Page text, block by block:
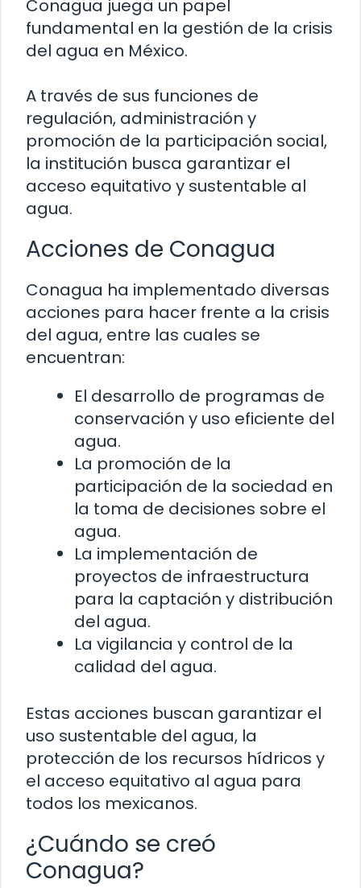
Conagua juega un papel
fundamental en la gestión de la crisis
del agua en México.
A través de sus funciones de
regulación, administración y
promoción de la participación social,
la institución busca garantizar el
acceso equitativo y sustentable al
agua.
Acciones de Conagua
Conagua ha implementado diversas
acciones para hacer frente a la crisis
del agua, entre las cuales se
encuentran:
El desarrollo de programas de
conservación y uso eficiente del
agua.
La promoción de la
participación de la sociedad en
la toma de decisiones sobre el
agua.
La implementación de
proyectos de infraestructura
para la captación y distribución
del agua.
La vigilancia y control de la
calidad del agua.
Estas acciones buscan garantizar el
uso sustentable del agua, la
protección de los recursos hídricos y
el acceso equitativo al agua para
todos los mexicanos.
¿Cuándo se creó
Conagua?